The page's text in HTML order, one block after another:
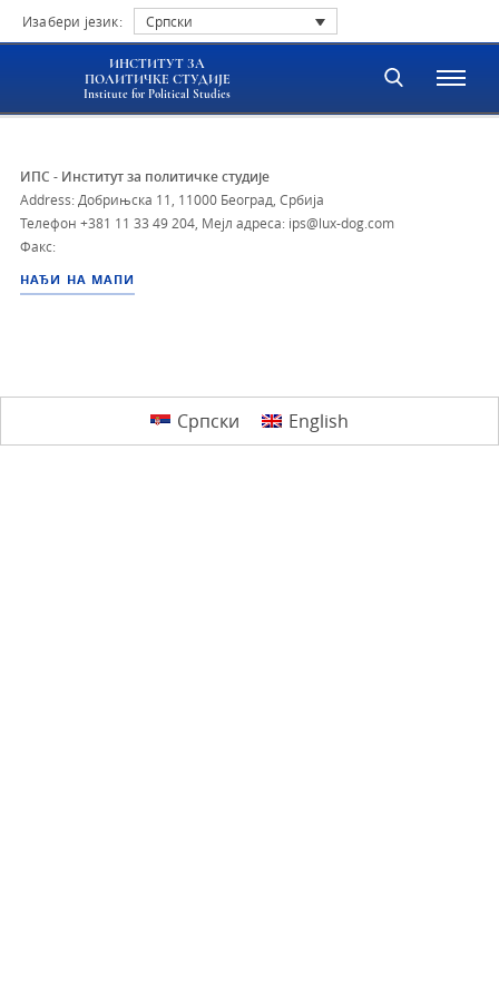
Изабери језик: Српски
ИНСТИТУТ ЗА
ПОЛИТИЧКЕ СТУДИЈЕ
Institute for Political Studies
ИПС - Институт за политичке студије
Address: Добрињска 11, 11000 Београд, Србија
Телефон +381 11 33 49 204 Мејл адреса: ips@lux-dog.com
Факс:
НАЂИ НА МАПИ
Српски English